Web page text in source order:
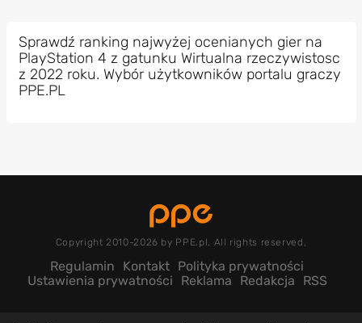
Sprawdź ranking najwyżej ocenianych gier na
PlayStation 4 z gatunku Wirtualna rzeczywistosc
z 2022 roku. Wybór użytkowników portalu graczy
PPE.PL
Copyright 2010-2026 by PPE.pl. All rights reserved.
Regulamin Kontakt Polityka prywatności
Ustawienia prywatności
Reklama Redakcja RSS